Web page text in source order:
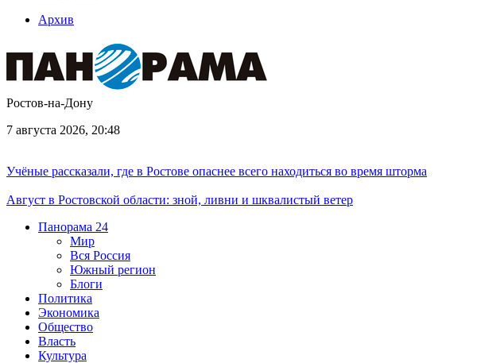
Архив
Ростов-на-Дону
7 августа 2026, 20:48
Учёные рассказали, где в Ростове опаснее всего находиться во время шторма
Август в Ростовской области: зной, ливни и шквалистый ветер
Панорама 24
Мир
Вся Россия
Южный регион
Блоги
Политика
Экономика
Общество
Власть
Культура